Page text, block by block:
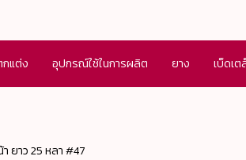
แต่ง อุปกรณ์ใช้ในการผลิต ยาง เบ็ดเต
ยาว 25 หลา #47